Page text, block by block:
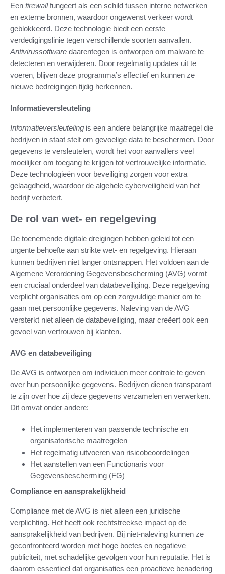
Een firewallfungeert als een schild tussen interne netwerken
en externe bronnen, waardoor ongewenst verkeer wordt
geblokkeerd. Deze technologie biedt een eerste
verdedigingslinie tegen verschillende soorten aanvallen.
Antivirussoftware daarentegen is ontworpen om malware te
detecteren en verwijderen. Door regelmatig updates uit te
voeren, blijven deze programma’s effectief en kunnen ze
nieuwe bedreigingen tijdig herkennen.
Informatieversleuteling
Informatieversleuteling is een andere belangrijke maatregel die
bedrijven in staat stelt om gevoelige data te beschermen. Door
gegevens te versleutelen, wordt het voor aanvallers veel
moeilijker om toegang te krijgen tot vertrouwelijke informatie.
Deze technologieën voor beveiliging zorgen voor extra
gelaagdheid, waardoor de algehele cyberveiligheid van het
bedrijf verbetert.
De rol van wet- en regelgeving
De toenemende digitale dreigingen hebben geleid tot een
urgente behoefte aan strikte wet- en regelgeving. Hieraan
kunnen bedrijven niet langer ontsnappen. Het voldoen aan de
Algemene Verordening Gegevensbescherming (AVG) vormt
een cruciaal onderdeel van databeveiliging. Deze regelgeving
verplicht organisaties om op een zorgvuldige manier om te
gaan met persoonlijke gegevens. Naleving van de AVG
versterkt niet alleen de databeveiliging, maar creëert ook een
gevoel van vertrouwen bij klanten.
AVG en databeveiliging
De AVG is ontworpen om individuen meer controle te geven
over hun persoonlijke gegevens. Bedrijven dienen transparant
te zijn over hoe zij deze gegevens verzamelen en verwerken.
Dit omvat onder andere:
Het implementeren van passende technische en
organisatorische maatregelen
Het regelmatig uitvoeren van risicobeoordelingen
Het aanstellen van een Functionaris voor
Gegevensbescherming (FG)
Compliance en aansprakelijkheid
Compliance met de AVG is niet alleen een juridische
verplichting. Het heeft ook rechtstreekse impact op de
aansprakelijkheid van bedrijven. Bij niet-naleving kunnen ze
geconfronteerd worden met hoge boetes en negatieve
publiciteit, met schadelijke gevolgen voor hun reputatie. Het is
daarom essentieel dat organisaties een proactieve benadering